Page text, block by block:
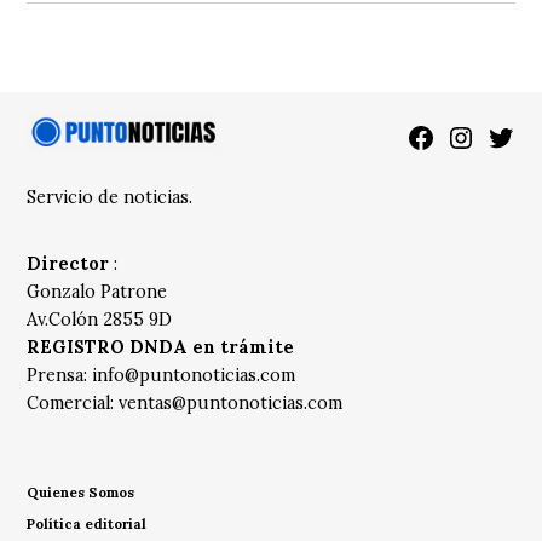
Facebook
Servicio de noticias.
Director :
Gonzalo Patrone
Av.Colón 2855 9D
REGISTRO DNDA en trámite
Prensa: info@puntonoticias.com
Comercial:ventas@puntonoticias.com
Quienes Somos
Política editorial